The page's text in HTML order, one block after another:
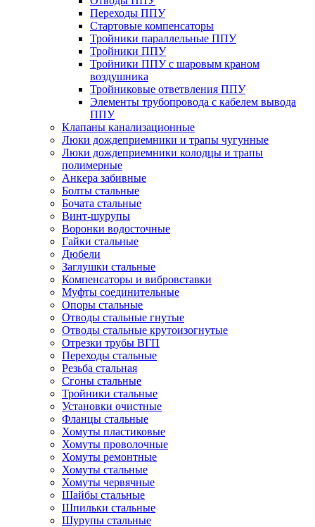
Переходы ППУ
Стартовые компенсаторы
Тройники параллельные ППУ
Тройники ППУ
Тройники ППУ с шаровым краном
воздушника
Тройниковые ответвления ППУ
Элементы трубопровода с кабелем вывода
ППУ
Клапаны канализационные
Люки дождеприемники и трапы чугунные
Люки дождеприемники колодцы и трапы
полимерные
Анкера забивные
Болты стальные
Бочата стальные
Винт-шурупы
Воронки водосточные
Гайки стальные
Дюбели
Заглушки стальные
Компенсаторы и вибровставки
Муфты соединительные
Опоры стальные
Отводы стальные гнутые
Отводы стальные крутоизогнутые
Отрезки трубы ВГП
Переходы стальные
Резьба стальная
Сгоны стальные
Тройники стальные
Установки очистные
Фланцы стальные
Хомуты пластиковые
Хомуты проволочные
Хомуты ремонтные
Хомуты стальные
Хомуты червячные
Шайбы стальные
Шпильки стальные
Шурупы стальные